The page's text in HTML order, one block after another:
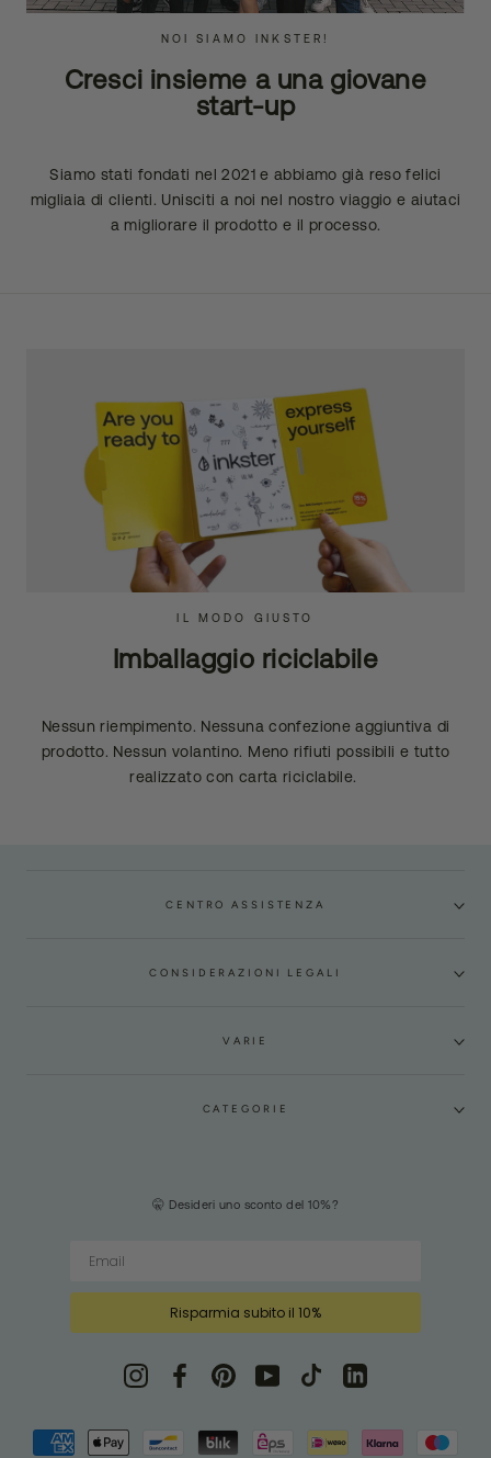
NOI SIAMO INKSTER!
Cresci insieme a una giovane
start-up
Siamo stati fondati nel 2021 e abbiamo già reso felici
migliaia di clienti. Unisciti a noi nel nostro viaggio e aiutaci
a migliorare il prodotto e il processo.
IL MODO GIUSTO
Imballaggio riciclabile
Nessun riempimento. Nessuna confezione aggiuntiva di
prodotto. Nessun volantino. Meno rifiuti possibili e tutto
realizzato con carta riciclabile.
CENTRO ASSISTENZA
CONSIDERAZIONI LEGALI
VARIE
CATEGORIE
🤫 Desideri uno sconto del 10%?
Risparmia subito il 10%